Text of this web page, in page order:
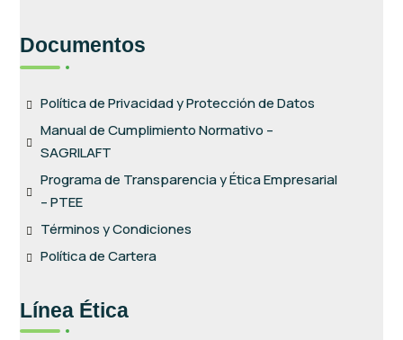
Documentos
Política de Privacidad y Protección de Datos
Manual de Cumplimiento Normativo –
SAGRILAFT
Programa de Transparencia y Ética Empresarial
– PTEE
Términos y Condiciones
Política de Cartera
Línea Ética